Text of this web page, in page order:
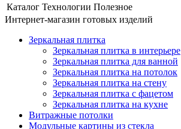
Каталог Технологии Полезное
Интернет-магазин готовых изделий
Зеркальная плитка
Зеркальная плитка в интерьере
Зеркальная плитка для ванной
Зеркальная плитка на потолок
Зеркальная плитка на стену
Зеркальная плитка с фацетом
Зеркальная плитка на кухне
Витражные потолки
Модульные картины из стекла